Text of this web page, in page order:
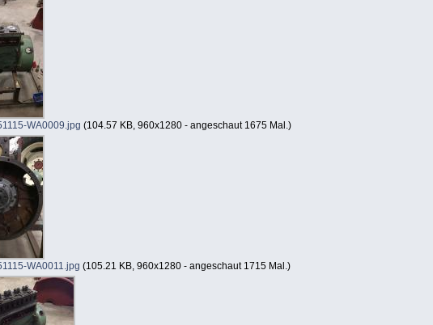
WA0009.jpg (104.57 KB, 960x1280 - angeschaut 1675 Mal.)
WA0011.jpg (105.21 KB, 960x1280 - angeschaut 1715 Mal.)